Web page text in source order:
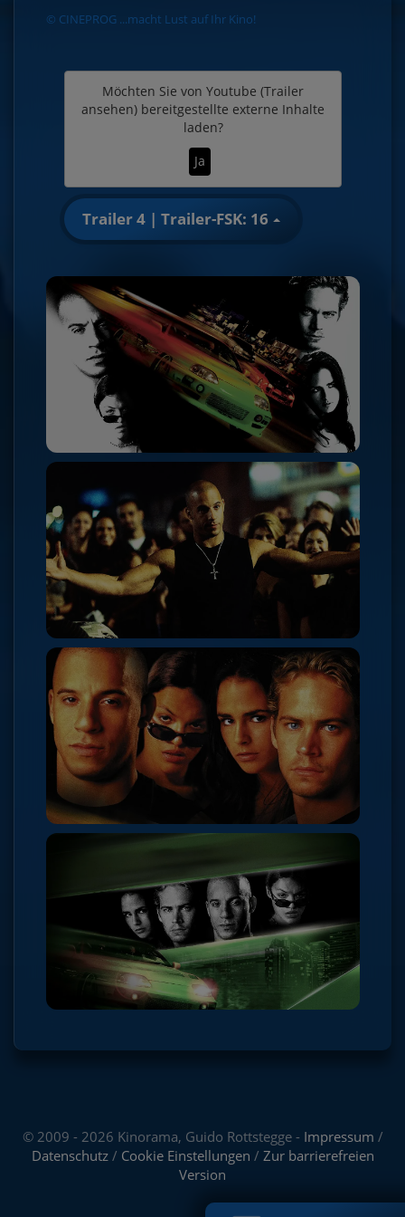
© CINEPROG ...macht Lust auf Ihr Kino!
Möchten Sie von Youtube (Trailer
ansehen) bereitgestellte externe Inhalte
laden?
Ja
Trailer 4 | Trailer-FSK: 16
© 2009 - 2026 Kinorama, Guido Rottstegge - Impressum /
Datenschutz/ Cookie Einstellungen / Zur barrierefreien
Version